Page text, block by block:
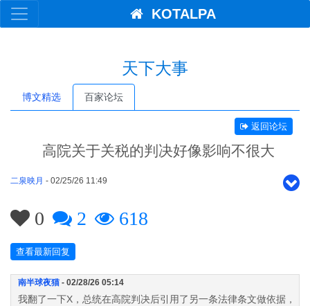
KOTALPA
天下大事
博文精选 百家论坛
返回论坛
高院关于关税的判决好像影响不很大
二泉映月 - 02/25/26 11:49
0 2 618
查看最新回复
南半球夜猫 - 02/28/26 05:14
我翻了一下X，总统在高院判决后引用了另一条法律条文做依据，